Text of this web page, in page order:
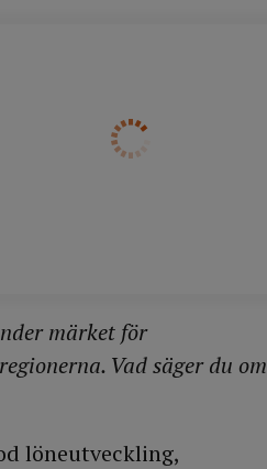
märket för
Vad säger du om
löneutveckling,